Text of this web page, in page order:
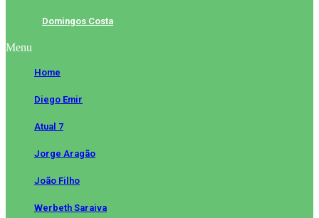
Domingos Costa
Menu
Home
Diego Emir
Atual 7
Jorge Aragão
João Filho
Werbeth Saraiva